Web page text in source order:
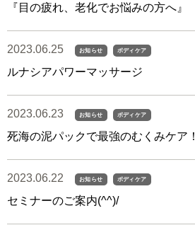
『目の疲れ、老化でお悩みの方へ』
2023.06.25 お知らせ ボディケア
ルナシアパワーマッサージ
2023.06.23 お知らせ ボディケア
死海の泥パックで最強のむくみケア！
2023.06.22 お知らせ ボディケア
セミナーのご案内(^^)/